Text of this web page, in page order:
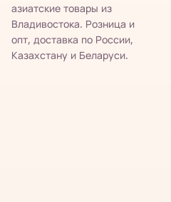
азиатские товары из
Владивостока. Розница и
опт, доставка по России,
Казахстану и Беларуси.